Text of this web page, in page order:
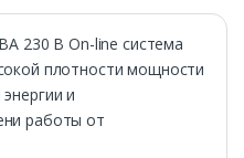
230 В On-line система
плотности мощности
и
работы от